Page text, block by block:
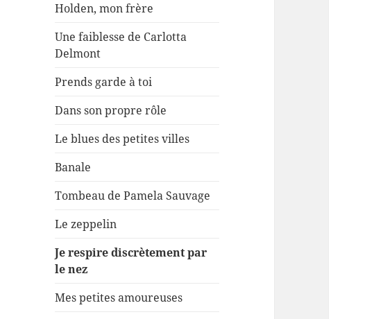
Holden, mon frère
Une faiblesse de Carlotta
Delmont
Prends garde à toi
Dans son propre rôle
Le blues des petites villes
Banale
Tombeau de Pamela Sauvage
Le zeppelin
Je respire discrètement par
le nez
Mes petites amoureuses